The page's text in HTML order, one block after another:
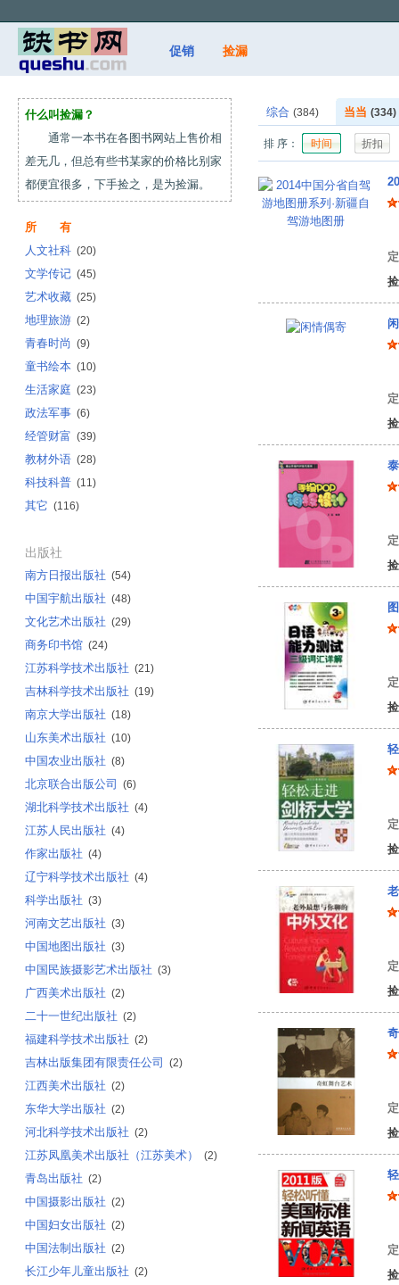
促销 捡漏
什么叫捡漏？
通常一本书在各图书网站上售价相
差无几，但总有些书某家的价格比别家
都便宜很多，下手捡之，是为捡漏。
所 有
人文社科 (20)
文学传记 (45)
艺术收藏 (25)
地理旅游 (2)
青春时尚 (9)
童书绘本 (10)
生活家庭 (23)
政法军事 (6)
经管财富 (39)
教材外语 (28)
科技科普 (11)
其它 (116)
出版社
南方日报出版社 (54)
中国宇航出版社 (48)
文化艺术出版社 (29)
商务印书馆 (24)
江苏科学技术出版社 (21)
吉林科学技术出版社 (19)
南京大学出版社 (18)
山东美术出版社 (10)
中国农业出版社 (8)
北京联合出版公司 (6)
湖北科学技术出版社 (4)
江苏人民出版社 (4)
作家出版社 (4)
辽宁科学技术出版社 (4)
科学出版社 (3)
河南文艺出版社 (3)
中国地图出版社 (3)
中国民族摄影艺术出版社 (3)
广西美术出版社 (2)
二十一世纪出版社 (2)
福建科学技术出版社 (2)
吉林出版集团有限责任公司 (2)
江西美术出版社 (2)
东华大学出版社 (2)
河北科学技术出版社 (2)
江苏凤凰美术出版社（江苏美术） (2)
青岛出版社 (2)
中国摄影出版社 (2)
中国妇女出版社 (2)
中国法制出版社 (2)
长江少年儿童出版社 (2)
综合 (384) 当当 (334)
排 序： 时间 折扣